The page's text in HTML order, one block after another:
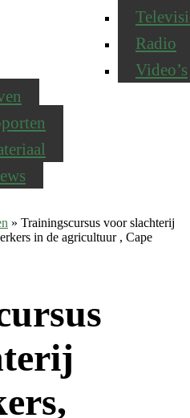
Radio
Video’s
» Trainingscursus voor slachterij
in de agricultuur , Cape